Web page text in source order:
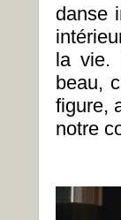
danse
la vie.
beau,
figure,
notre